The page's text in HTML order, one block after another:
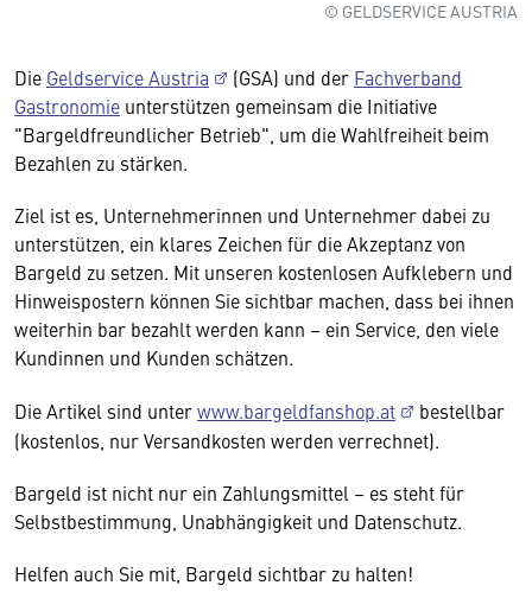
© GELDSERVICE AUSTRIA
Die Geldservice Austria (GSA) und der Fachverband
Gastronomie unterstützen gemeinsam die Initiative
"Bargeldfreundlicher Betrieb", um die Wahlfreiheit beim
Bezahlen zu stärken.
Ziel ist es, Unternehmerinnen und Unternehmer dabei zu
unterstützen, ein klares Zeichen für die Akzeptanz von
Bargeld zu setzen. Mit unseren kostenlosen Aufklebern und
Hinweispostern können Sie sichtbar machen, dass bei ihnen
weiterhin bar bezahlt werden kann – ein Service, den viele
Kundinnen und Kunden schätzen.
Die Artikel sind unterwww.bargeldfanshop.at
bestellbar
(kostenlos, nur Versandkosten werden verrechnet).
Bargeld ist nicht nur ein Zahlungsmittel – es steht für
Selbstbestimmung, Unabhängigkeit und Datenschutz.
Helfen auch Sie mit, Bargeld sichtbar zu halten!